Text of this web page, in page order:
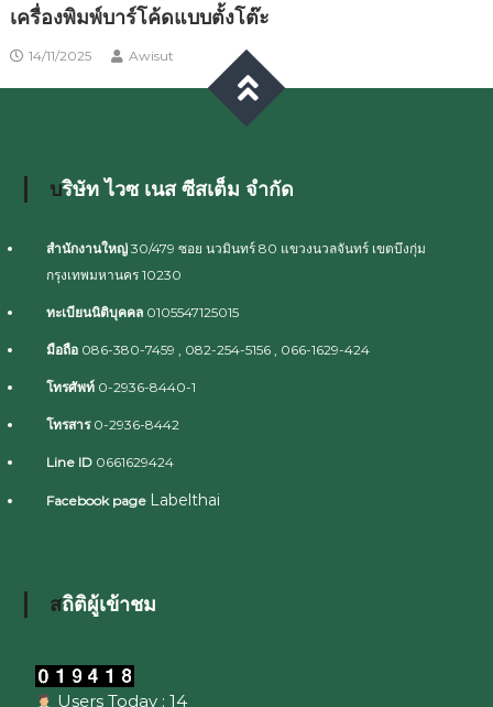
เครื่องพิมพ์บาร์โค้ดแบบตั้งโต๊ะ
14/11/2025 Awisut
บริษัท ไวซ เนส ซีสเต็ม จำกัด
สำนักงานใหญ่30/479 ซอย นวมินทร์ 80 แขวงนวลจันทร์ เขตบึงกุ่ม
กรุงเทพมหานคร 10230
ทะเบียนนิติบุคคล0105547125015
มือถือ086-380-7459 , 082-254-5156 , 066-1629-424
โทรศัพท์0-2936-8440-1
โทรสาร0-2936-8442
Line ID0661629424
Facebook page Labelthai
สถิติผู้เข้าชม
Users Today : 14